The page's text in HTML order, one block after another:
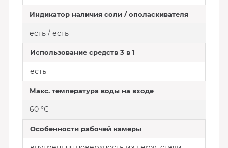
Индикатор наличия соли / ополаскивателя
есть / есть
Использование средств 3 в 1
есть
Макс. температура воды на входе
60 °C
Особенности рабочей камеры